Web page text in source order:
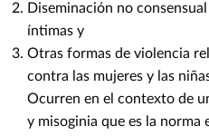
Diseminación no
íntimas y
Otras formas de violencia
contra las mujeres y las
Ocurren en el contexto de
y misoginia que es la norma